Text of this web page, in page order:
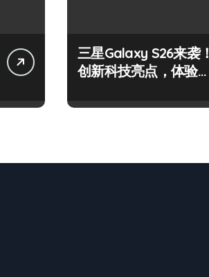
三星Galaxy S26来袭！
创新科技亮点，体验官